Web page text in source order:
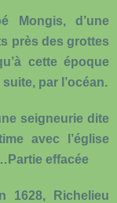
Mongis, d’une
près des grottes
cette époque
par l’océan.
seigneurie dite
avec l’église
effacée
1628, Richelieu